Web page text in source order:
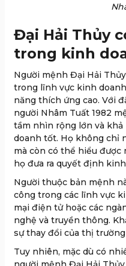
Đại Hải Thủy
trong kinh
Người mệnh Đại Hải
trong lĩnh vực kinh
năng thích ứng cao. Với
người Nhâm Tuất 1982
tầm nhìn rộng lớn và
doanh tốt. Họ không chỉ
mà còn có thể hiểu
họ đưa ra quyết định
Người thuộc bản mệnh
công trong các lĩnh vực
mại điện tử hoặc các
nghệ và truyền thông.
sự thay đổi của thị
Tuy nhiên, mặc dù có